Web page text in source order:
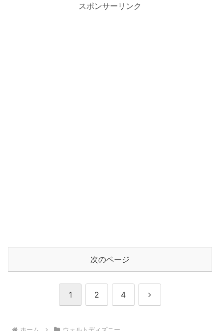
スポンサーリンク
次のページ
1 2 4 次